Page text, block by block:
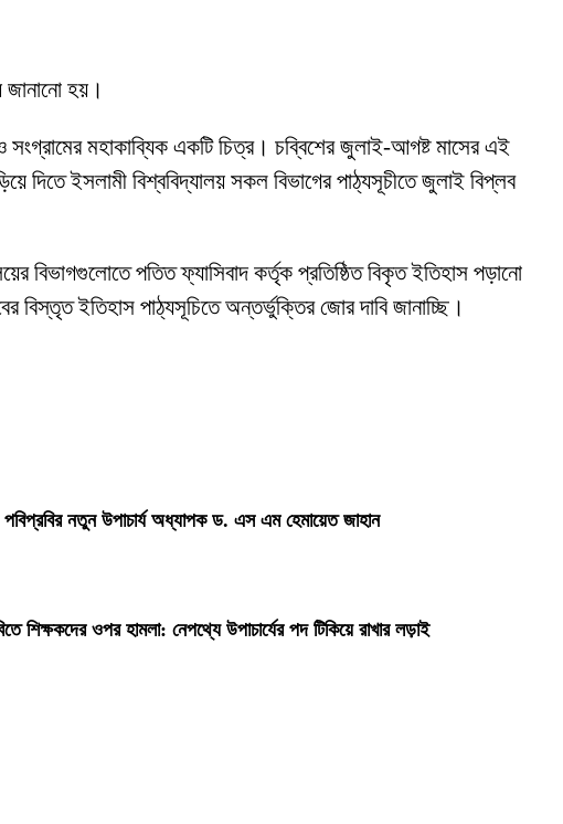
জানানো হয়।
মহাকাব্যিক একটি চিত্র। চব্বিশের জুলাই-আগষ্ট মাসের এই
দিতে ইসলামী বিশ্ববিদ্যালয় সকল বিভাগের পাঠ্যসূচীতে জুলাই বিপ্লব
বিভাগগুলোতে পতিত ফ্যাসিবাদ কর্তৃক প্রতিষ্ঠিত বিকৃত ইতিহাস পড়ানো
ইতিহাস পাঠ্যসূচিতে অন্তর্ভুক্তির জোর দাবি জানাচ্ছি।
পবিপ্রবির নতুন উপাচার্য অধ্যাপক ড. এস এম হেমায়েত জাহান
শিক্ষকদের ওপর হামলা: নেপথ্যে উপাচার্যের পদ টিকিয়ে রাখার লড়াই